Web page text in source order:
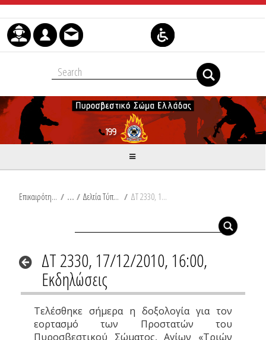
Μετάβαση στο περιεχόμενο
Επικαιρότητα / Δελτία Τύπου / ΔΤ 2330, 17/12/2010, 16:00, Εκδηλώσεις
ΔΤ 2330, 17/12/2010, 16:00,
Εκδηλώσεις
Τελέσθηκε σήμερα η δοξολογία για τον
εορτασμό των Προστατών του
Πυροσβεστικού Σώματος, Αγίων «Τριών